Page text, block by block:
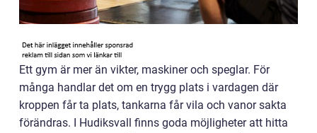
Ett gym är mer än vikter, maskiner och speglar. För
många handlar det om en trygg plats i vardagen där
kroppen får ta plats, tankarna får vila och vanor sakta
förändras. I Hudiksvall finns goda möjligheter att hitta